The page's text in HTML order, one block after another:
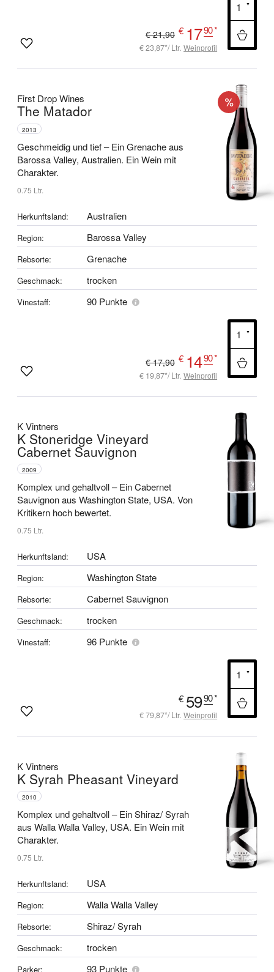
€ 21,90 € 1790*
€ 23,87*/ Ltr. Weinprofil
First Drop Wines
The Matador
2013
Geschmeidig und tief –Ein Grenache aus
Barossa Valley, Australien. Ein Wein mit
Charakter.
0.75 Ltr.
Herkunftsland: Australien
Region: Barossa Valley
Rebsorte: Grenache
Geschmack: trocken
Vinestaff: 90 Punkte
€ 17,90 € 1490*
€ 19,87*/ Ltr. Weinprofil
K Vintners
K Stoneridge Vineyard
Cabernet Sauvignon
2009
Komplex und gehaltvoll –Ein Cabernet
Sauvignon aus Washington State, USA. Von
Kritikern hoch bewertet.
0.75 Ltr.
Herkunftsland: USA
Region: Washington State
Rebsorte: Cabernet Sauvignon
Geschmack: trocken
Vinestaff: 96 Punkte
€ 5990*
€ 79,87*/ Ltr. Weinprofil
K Vintners
K Syrah Pheasant Vineyard
2010
Komplex und gehaltvoll –Ein Shiraz/ Syrah
aus Walla Walla Valley, USA. Ein Wein mit
Charakter.
0.75 Ltr.
Herkunftsland: USA
Region: Walla Walla Valley
Rebsorte: Shiraz/ Syrah
Geschmack: trocken
Parker: 93 Punkte